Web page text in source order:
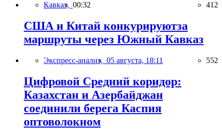
Кавказ, 00:32 412
США и Китай конкурируютза
маршруты через Южный Кавказ
Экспресс-анализ, 05 августа, 18:11 552
Цифровой Средний коридор:
Казахстан и Азербайджан
соединили берега Каспия
оптоволокном